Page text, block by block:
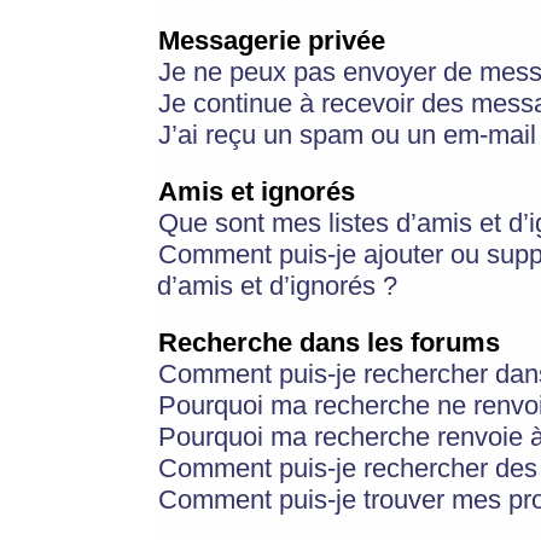
Messagerie privée
Je ne peux pas envoyer de
Je continue à recevoir des
J’ai reçu un spam ou un em-
Amis et ignorés
Que sont mes listes d’amis et
Comment puis-je ajouter ou
d’amis et d’ignorés ?
Recherche dans les forums
Comment puis-je rechercher
Pourquoi ma recherche ne
Pourquoi ma recherche renvoie
Comment puis-je rechercher
Comment puis-je trouver mes